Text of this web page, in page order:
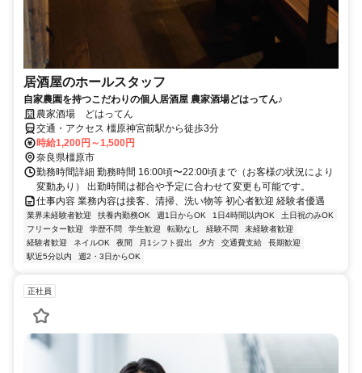
居酒屋のホールスタッフ
自家農園を持つこだわりの個人居酒屋 農家酒場どはってん♪
農家酒場 どはってん
交通・アクセス 橿原神宮前駅から徒歩3分
時給1,200円～1,500円
奈良県橿原市
勤務時間詳細 勤務時間 16:00頃〜22:00頃まで（お客様の状況により
変動あり） 出勤時間は都合や予定に合わせて変更も可能です。
仕事内容 業務内容は接客、清掃、洗い物等 初心者歓迎 経験者優遇
業界未経験者歓迎 扶養内勤務OK 週1日からOK 1日4時間以内OK
土日祝のみOK
フリーター歓迎
学歴不問 学生歓迎 転勤なし 経験不問
未経験者歓迎
経験者歓迎
ネイルOK 夜間 月1シフト提出 夕方 交通費支給
長期歓迎
駅近5分以内
週2・3日からOK
正社員